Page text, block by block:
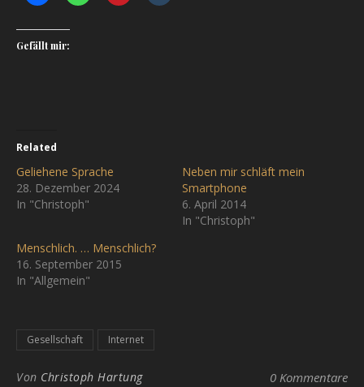
Gefällt mir:
Related
Geliehene Sprache
28. Dezember 2024
In "Christoph"
Neben mir schläft mein
Smartphone
6. April 2014
In "Christoph"
Menschlich. … Menschlich?
16. September 2015
In "Allgemein"
Gesellschaft Internet
Von Christoph Hartung 0 Kommentare